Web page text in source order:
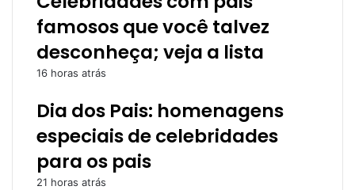
famosos que você talvez
desconheça; veja a lista
16 horas atrás
Dia dos Pais: homenagens
especiais de celebridades
para os pais
21 horas atrás